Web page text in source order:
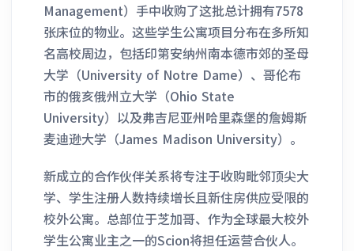
Management）手中收购了这批总计拥有7578
张床位的物业。这些学生公寓项目分布在多所知
名高校周边，包括印第安纳州南本德市郊的圣母
大学（University of Notre Dame）、哥伦布
市的俄亥俄州立大学（Ohio State
University）以及弗吉尼亚州哈里森堡的詹姆斯
麦迪逊大学（James Madison University）。
新成立的合作伙伴关系将专注于收购毗邻顶尖大
学、学生注册人数持续增长且新住房供应受限的
校外公寓。总部位于芝加哥、作为全球最大校外
学生公寓业主之一的Scion将担任运营合伙人。